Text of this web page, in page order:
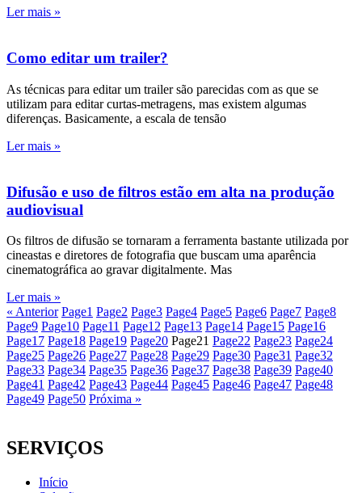
Ler mais »
Como editar um trailer?
As técnicas para editar um trailer são parecidas com as que se
utilizam para editar curtas-metragens, mas existem algumas
diferenças. Basicamente, a escala de tensão
Ler mais »
Difusão e uso de filtros estão em alta na produção
audiovisual
Os filtros de difusão se tornaram a ferramenta bastante utilizada por
cineastas e diretores de fotografia que buscam uma aparência
cinematográfica ao gravar digitalmente. Mas
Ler mais »
« Anterior Page1 Page2 Page3 Page4 Page5 Page6 Page7 Page8
Page9 Page10 Page11 Page12 Page13 Page14 Page15 Page16
Page17 Page18 Page19 Page20 Page21 Page22 Page23 Page24
Page25 Page26 Page27 Page28 Page29 Page30 Page31 Page32
Page33 Page34 Page35 Page36 Page37 Page38 Page39 Page40
Page41 Page42 Page43 Page44 Page45 Page46 Page47 Page48
Page49 Page50 Próxima »
SERVIÇOS
Início